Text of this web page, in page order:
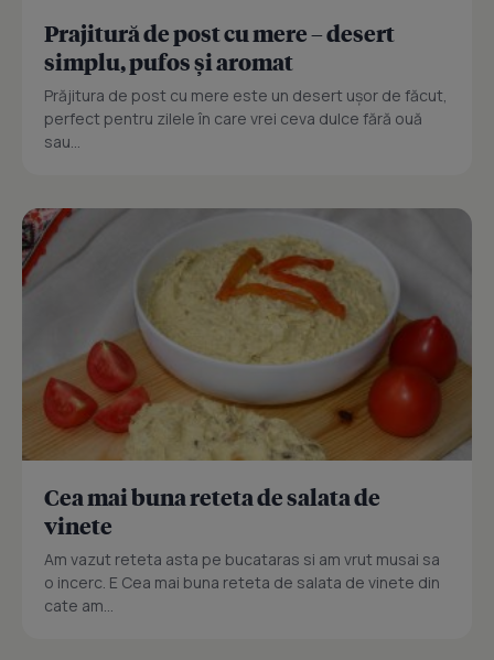
Prajitură de post cu mere – desert
simplu, pufos și aromat
Prăjitura de post cu mere este un desert ușor de făcut,
perfect pentru zilele în care vrei ceva dulce fără ouă
sau...
Cea mai buna reteta de salata de
vinete
Am vazut reteta asta pe bucataras si am vrut musai sa
o incerc. E Cea mai buna reteta de salata de vinete din
cate am...